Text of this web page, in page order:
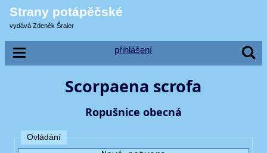
Strany potápěčské
vydává Zdeněk Šraier
přihlášení
Scorpaena scrofa
Ropušnice obecná
Ovládání